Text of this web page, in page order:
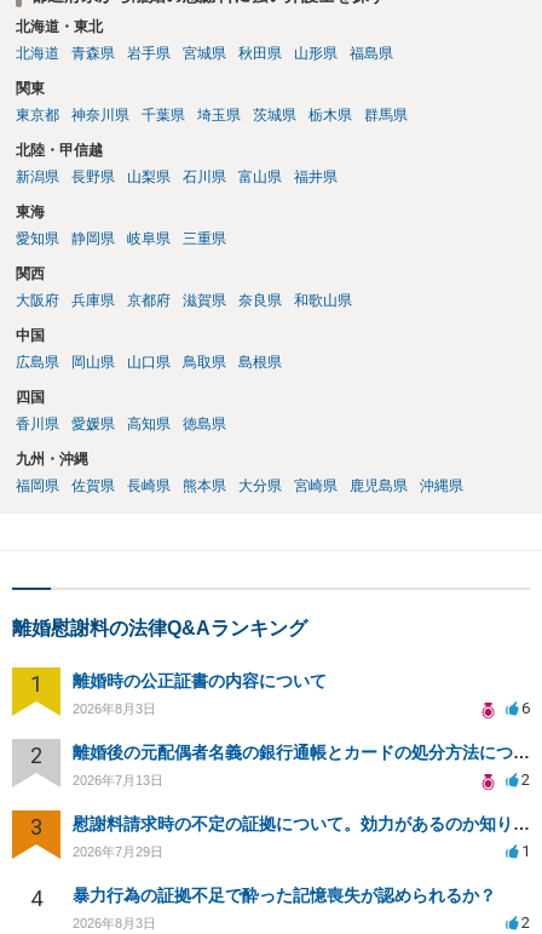
北海道・東北
北海道
青森県 岩手県 宮城県 秋田県 山形県 福島県
関東
東京都
神奈川県 千葉県 埼玉県 茨城県 栃木県 群馬県
北陸・甲信越
新潟県
長野県 山梨県 石川県 富山県 福井県
東海
愛知県
静岡県 岐阜県 三重県
関西
大阪府
兵庫県 京都府 滋賀県 奈良県 和歌山県
中国
広島県
岡山県 山口県 鳥取県 島根県
四国
香川県
愛媛県 高知県 徳島県
九州・沖縄
福岡県
佐賀県 長崎県 熊本県 大分県 宮崎県 鹿児島県 沖縄県
離婚慰謝料の法律Q&Aランキング
1 離婚時の公正証書の内容について
2026年8月3日 6
2 離婚後の元配偶者名義の銀行通帳とカードの処分方法について
2026年7月13日 2
3 慰謝料請求時の不定の証拠について。効力があるのか知りたい。
2026年7月29日 1
4 暴力行為の証拠不足で酔った記憶喪失が認められるか？
2026年8月3日 2